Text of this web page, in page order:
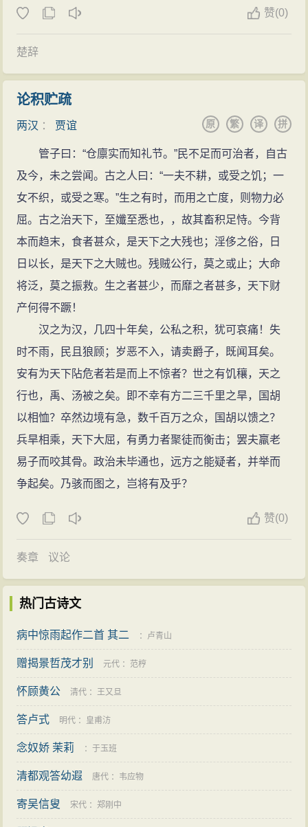
隶，穷极奢侈，不尊重国家制度，冒犯皇帝尊严，主张
在货币政策上，贾谊承认货币流通的客观性质，不
认为单凭君王权力就可以解决货币问题。因而贾谊建议
禁止私人铸钱、由中央垄断造币的原料，统一铸钱，即
不让铜流布于民间，也不准老百姓私自采炼铜矿。可惜
文学成就
（参见贾谊的作品词条《治安策》、《过秦论》、
《论积贮疏》等）
《汉书·艺文志》记载贾谊散文共58篇，收录于《新
政事疏》；还有一些是杂论。
贾谊的政论文，主要是一些陈政事的疏奏，为数不
多，但成就巨大。一方面，他吸取战国儒道法三家思想
继承战国之文“敷张文辞”的写作手法而又更加疏直激切、
尽所欲言，使其政论文具有将说理与情感、气势、形象
相结合而耸动人主视听的特色。
仅三十三岁。
赞(0)
楚辞
论积贮疏
两汉 ： 贾谊 拼
译
繁
原
管子曰：“仓廪实而知礼节。”民不足而可治者，自古
及今，未之尝闻。古之人曰：“一夫不耕，或受之饥；一
女不织，或受之寒。”生之有时，而用之亡度，则物力必
屈。古之治天下，至孅至悉也，，故其畜积足恃。今背
本而趋末，食者甚众，是天下之大残也；淫侈之俗，日
日以长，是天下之大贼也。残贼公行，莫之或止；大命
将泛，莫之振救。生之者甚少，而靡之者甚多，天下财
产何得不蹶！
汉之为汉，几四十年矣，公私之积，犹可哀痛！失
时不雨，民且狼顾；岁恶不入，请卖爵子，既闻耳矣。
安有为天下阽危者若是而上不惊者？世之有饥穰，天之
行也，禹、汤被之矣。即不幸有方二三千里之旱，国胡
以相恤？卒然边境有急，数千百万之众，国胡以馈之？
兵旱相乘，天下大屈，有勇力者聚徒而衡击；罢夫羸老
易子而咬其骨。政治未毕通也，远方之能疑者，并举而
争起矣。乃骇而图之，岂将有及乎？
赞(0)
奏章 议论
热门古诗文
病中惊雨起作二首 其二 ： 卢青山
赠揭景哲茂才别 元代 ： 范梈
怀顾黄公 清代 ：王又旦
答卢式 明代 ： 皇甫汸
念奴娇 茉莉 ：于玉班
清都观答幼遐 唐代 ： 韦应物
寄吴信叟 宋代 ：郑刚中